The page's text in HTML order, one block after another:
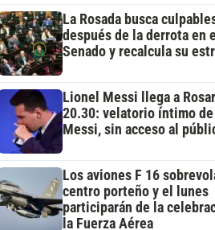
La Rosada busca
después de la derrota en el
Senado y recalcula su
Lionel Messi llega a
20.30: velatorio íntimo
Messi, sin acceso al
Los aviones F 16
centro porteño y el lunes
participarán de la
la Fuerza Aérea